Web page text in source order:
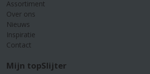
Assortiment
Over ons
Nieuws
Inspiratie
Contact
Mijn topSlijter